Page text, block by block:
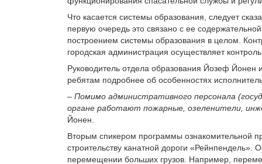
Что касается системы образования, следует
первую очередь это связано с ее
построением системы образования в целом.
городская администрация осуществляет
Руководитель отдела образования Йозеф Йонен
ребятам подробнее об особенностях
– Помимо административного персонала
органе работают пожарные, озеленители,
Йонен.
Вторым спикером программы ознакомительной
строительству канатной дороги «Рейнпендель».
перемещении больших грузов. Например,